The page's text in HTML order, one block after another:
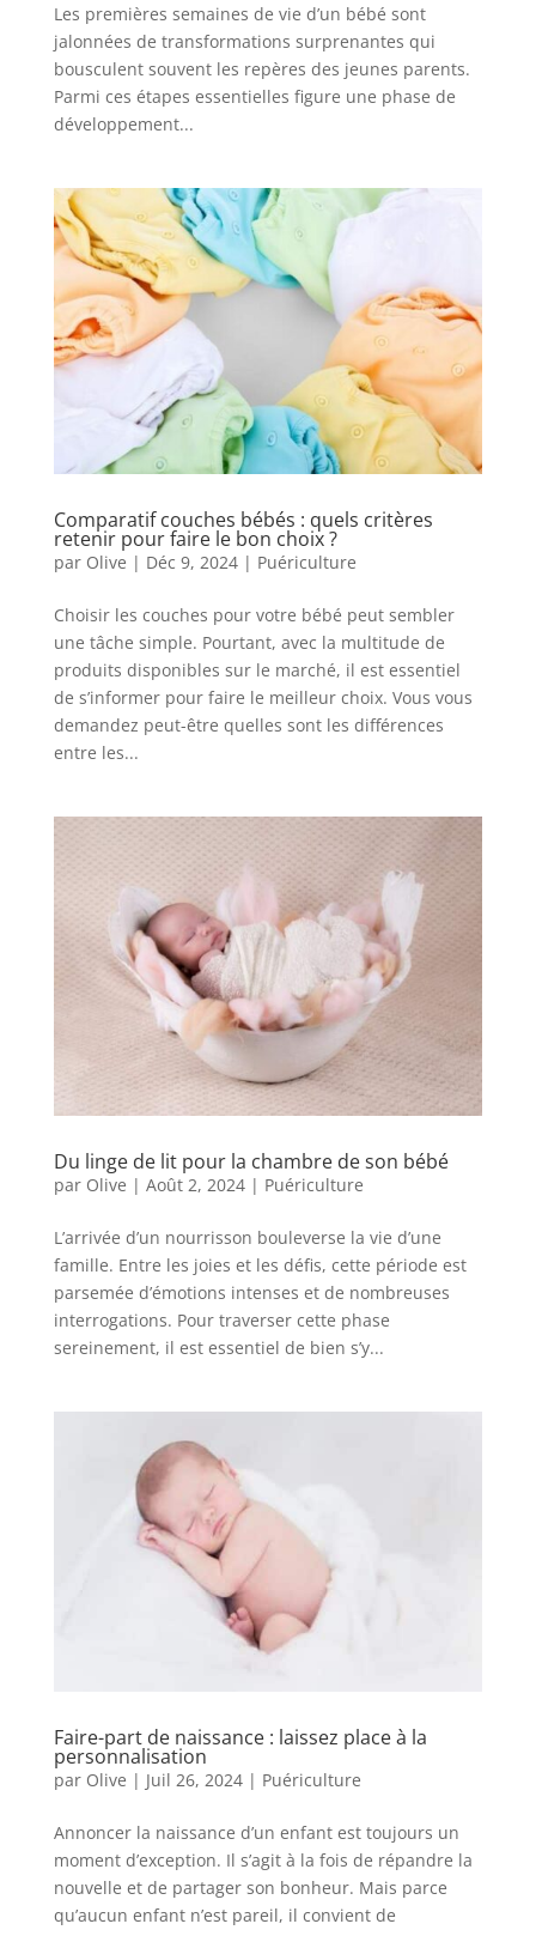
Les premières semaines de vie d’un bébé sont
jalonnées de transformations surprenantes qui
bousculent souvent les repères des jeunes parents.
Parmi ces étapes essentielles figure une phase de
développement...
Comparatif couches bébés : quels critères
retenir pour faire le bon choix ?
par Olive | Déc 9, 2024| Puériculture
Choisir les couches pour votre bébé peut sembler
une tâche simple. Pourtant, avec la multitude de
produits disponibles sur le marché, il est essentiel
de s’informer pour faire le meilleur choix. Vous vous
demandez peut-être quelles sont les différences
entre les...
Du linge de lit pour la chambre de son bébé
par Olive | Août 2, 2024| Puériculture
L’arrivée d’un nourrisson bouleverse la vie d’une
famille. Entre les joies et les défis, cette période est
parsemée d’émotions intenses et de nombreuses
interrogations. Pour traverser cette phase
sereinement, il est essentiel de bien s’y...
Faire-part de naissance : laissez place à la
personnalisation
par Olive | Juil 26, 2024| Puériculture
Annoncer la naissance d’un enfant est toujours un
moment d’exception. Il s’agit à la fois de répandre la
nouvelle et de partager son bonheur. Mais parce
qu’aucun enfant n’est pareil, il convient de